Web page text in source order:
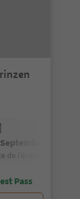
2026
de l’événement
Pass